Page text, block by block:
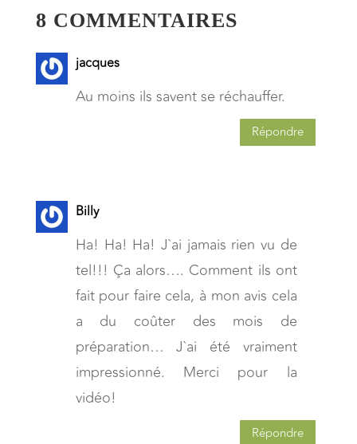
8 COMMENTAIRES
jacques
Au moins ils savent se réchauffer.
Répondre
Billy
Ha! Ha! Ha! J`ai jamais rien vu de
tel!!! Ça alors…. Comment ils ont
fait pour faire cela, à mon avis cela
a du coûter des mois de
préparation… J`ai été vraiment
impressionné. Merci pour la
vidéo!
Répondre